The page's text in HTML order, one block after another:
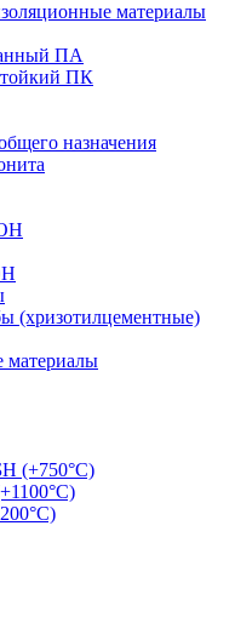
материалы
ПА
ПК
назначения
(хризотилцементные)
материалы
(+750°С)